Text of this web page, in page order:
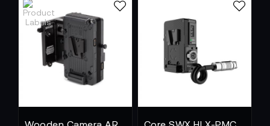
verfügbare Ausgänge und die maximale
Belastbarkeit der Platte. Einige Adapter verfügen
über Hot-Swap-Funktionen, die einen Akkuwechsel
ohne Stromunterbrechung ermöglichen.